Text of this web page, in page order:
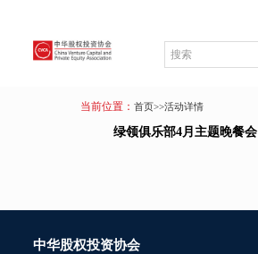
当前位置： 首页>>活动详情
绿领俱乐部4月主题晚餐
中华股权投资协会